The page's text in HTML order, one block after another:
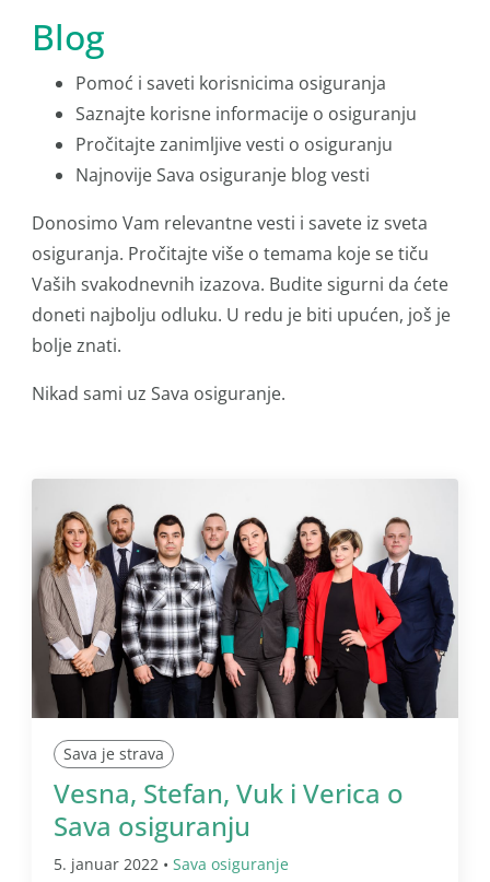
Blog
Pomoć i saveti korisnicima osiguranja
Saznajte korisne informacije o osiguranju
Pročitajte zanimljive vesti o osiguranju
Najnovije Sava osiguranje blog vesti
Donosimo Vam relevantne vesti i savete iz sveta
osiguranja. Pročitajte više o temama koje se tiču
Vaših svakodnevnih izazova. Budite sigurni da ćete
doneti najbolju odluku. U redu je biti upućen, još je
bolje znati.
Nikad sami uz Sava osiguranje.
Sava je strava
Vesna, Stefan, Vuk i Verica o
Sava osiguranju
5. januar 2022 • Sava osiguranje